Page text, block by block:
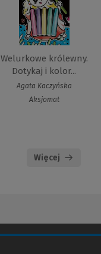
Welurkowe królewny.
Dotykaj i kolor...
Agata Kaczyńska
Aksjomat
Więcej